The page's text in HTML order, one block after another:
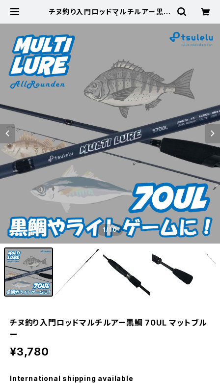
チヌ釣り入門ロッドマルチルアー黒鯛
1/10
チヌ釣り入門ロッドマルチルアー黒鯛 70UL マットブル
ー
¥3,780
International shipping available